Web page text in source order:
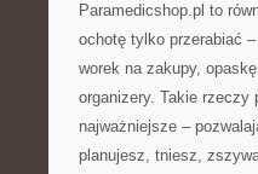
Paramedicshop.pl to
ochotę tylko przerabiać
worek na zakupy,
organizery. Takie
najważniejsze –
planujesz, tniesz,